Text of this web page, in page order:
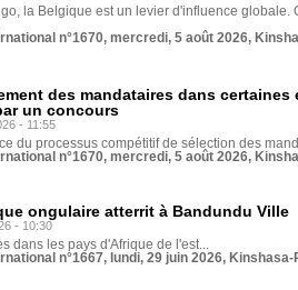
la Belgique est un levier d'influence globale.
n°1670, mercredi, 5 août 2026,
des mandataires dans
un concours
- 11:55
du processus compétitif de sélection des
n°1670, mercredi, 5 août 2026,
ongulaire atterrit à Bandundu Ville
- 10:30
dans les pays d'Afrique de l'est...
n°1667, lundi, 29 juin 2026,